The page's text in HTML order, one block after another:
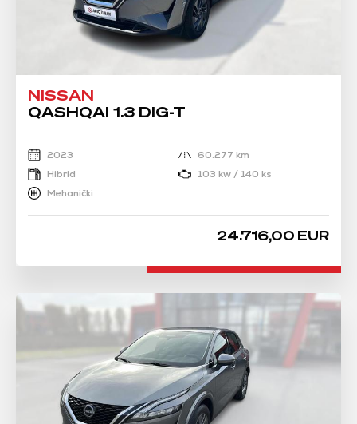
NISSAN
QASHQAI 1.3 DIG-T
2023
60.277 km
Hibrid
103 kw / 140 ks
Mehanički
24.716,00 EUR